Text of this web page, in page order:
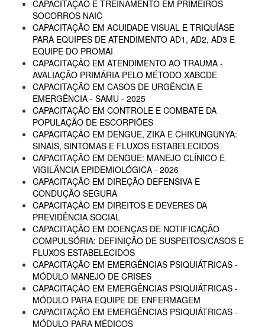
CAPACITAÇÃO E TREINAMENTO EM PRIMEIROS
SOCORROS NAIC
CAPACITAÇÃO EM ACUIDADE VISUAL E TRIQUÍASE
PARA EQUIPES DE ATENDIMENTO AD1, AD2, AD3 E
EQUIPE DO PROMAI
CAPACITAÇÃO EM ATENDIMENTO AO TRAUMA -
AVALIAÇÃO PRIMÁRIA PELO MÉTODO XABCDE
CAPACITAÇÃO EM CASOS DE URGÊNCIA E
EMERGÊNCIA - SAMU - 2025
CAPACITAÇÃO EM CONTROLE E COMBATE DA
POPULAÇÃO DE ESCORPIÕES
CAPACITAÇÃO EM DENGUE, ZIKA E CHIKUNGUNYA:
SINAIS, SINTOMAS E FLUXOS ESTABELECIDOS
CAPACITAÇÃO EM DENGUE: MANEJO CLÍNICO E
VIGILÂNCIA EPIDEMIOLÓGICA - 2026
CAPACITAÇÃO EM DIREÇÃO DEFENSIVA E
CONDUÇÃO SEGURA
CAPACITAÇÃO EM DIREITOS E DEVERES DA
PREVIDÊNCIA SOCIAL
CAPACITAÇÃO EM DOENÇAS DE NOTIFICAÇÃO
COMPULSÓRIA: DEFINIÇÃO DE SUSPEITOS/CASOS E
FLUXOS ESTABELECIDOS
CAPACITAÇÃO EM EMERGÊNCIAS PSIQUIÁTRICAS -
MÓDULO MANEJO DE CRISES
CAPACITAÇÃO EM EMERGÊNCIAS PSIQUIÁTRICAS -
MÓDULO PARA EQUIPE DE ENFERMAGEM
CAPACITAÇÃO EM EMERGÊNCIAS PSIQUIÁTRICAS -
MÓDULO PARA MÉDICOS